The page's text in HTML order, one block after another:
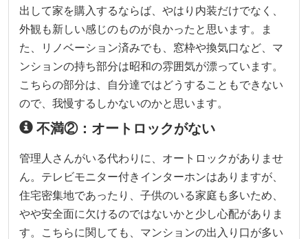
出して家を購入するならば、やはり内装だけでなく、
外観も新しい感じのものが良かったと思います。ま
た、リノベーション済みでも、窓枠や換気口など、マ
ンションの持ち部分は昭和の雰囲気が漂っています。
こちらの部分は、自分達ではどうすることもできない
ので、我慢するしかないのかと思います。
不満②：オートロックがない
管理人さんがいる代わりに、オートロックがありませ
ん。テレビモニター付きインターホンはありますが、
住宅密集地であったり、子供のいる家庭も多いため、
やや安全面に欠けるのではないかと少し心配がありま
す。こちらに関しても、マンションの出入り口が多い